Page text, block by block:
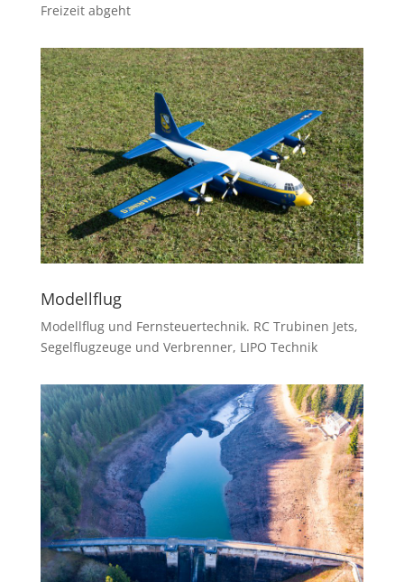
Freizeit abgeht
Modellflug
Modellflug und Fernsteuertechnik. RC Trubinen Jets,
Segelflugzeuge und Verbrenner, LIPO Technik